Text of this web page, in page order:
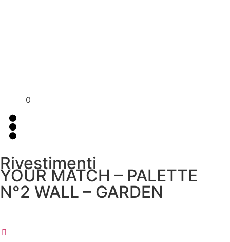
0
Rivestimenti
YOUR MATCH – PALETTE
N°2 WALL – GARDEN